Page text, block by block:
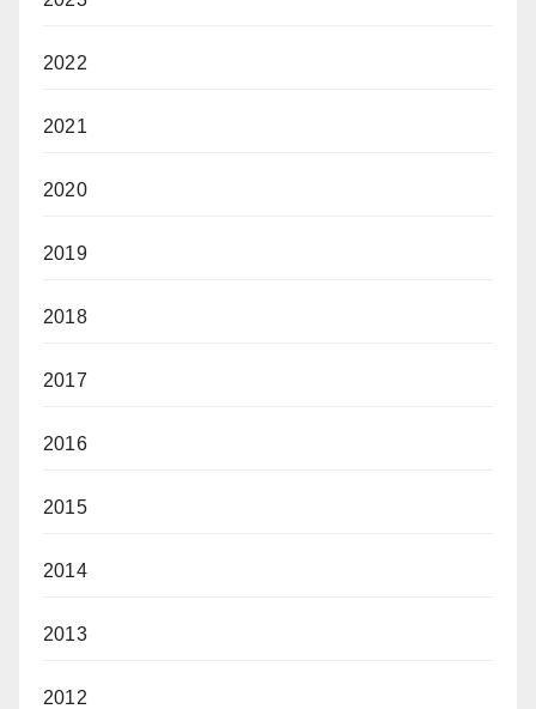
2022
2021
2020
2019
2018
2017
2016
2015
2014
2013
2012